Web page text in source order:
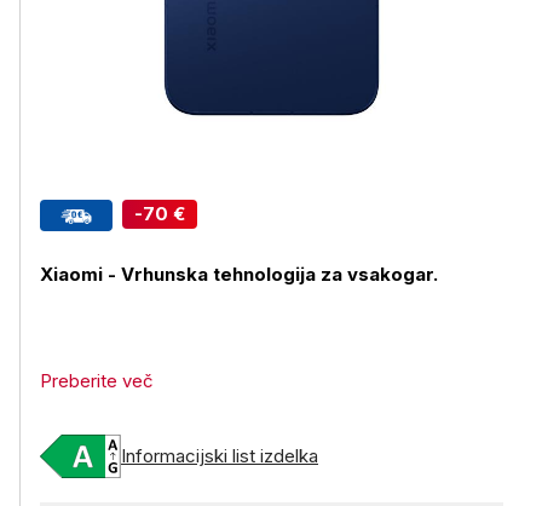
-70 €
Xiaomi - Vrhunska tehnologija za vsakogar.
Preberite več
Informacijski list izdelka